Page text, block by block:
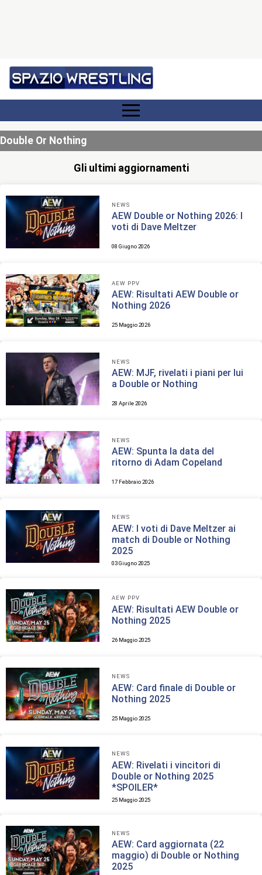
Double Or Nothing
Gli ultimi aggiornamenti
NEWS
AEW Double or Nothing 2026: I
voti di Dave Meltzer
08 Giugno 2026
AEW PPV
AEW: Risultati AEW Double or
Nothing 2026
25 Maggio 2026
NEWS
AEW: MJF, rivelati i piani per lui
a Double or Nothing
28 Aprile 2026
NEWS
AEW: Spunta la data del
ritorno di Adam Copeland
17 Febbraio 2026
NEWS
AEW: I voti di Dave Meltzer ai
match di Double or Nothing
2025
03 Giugno 2025
AEW PPV
AEW: Risultati AEW Double or
Nothing 2025
26 Maggio 2025
NEWS
AEW: Card finale di Double or
Nothing 2025
25 Maggio 2025
NEWS
AEW: Rivelati i vincitori di
Double or Nothing 2025
*SPOILER*
25 Maggio 2025
NEWS
AEW: Card aggiornata (22
maggio) di Double or Nothing
2025